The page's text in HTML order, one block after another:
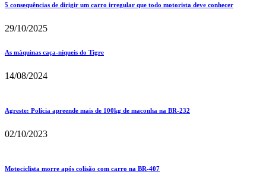
5 consequências de dirigir um carro irregular que todo motorista deve conhecer
29/10/2025
As máquinas caça-níqueis do Tigre
14/08/2024
Agreste: Polícia apreende mais de 100kg de maconha na BR-232
02/10/2023
Motociclista morre após colisão com carro na BR-407